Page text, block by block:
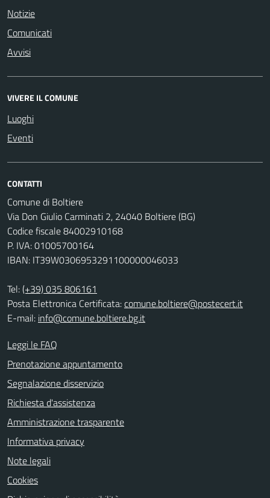
Notizie
Comunicati
Avvisi
VIVERE IL COMUNE
Luoghi
Eventi
CONTATTI
Comune di Boltiere
Via Don Giulio Carminati 2, 24040 Boltiere (BG)
Codice fiscale 84002910168
P. IVA: 01005700164
IBAN: IT39W0306953291100000046033
Tel:(+39) 035 806161
Posta Elettronica Certificata:comune.boltiere@postecert.it
E-mail: info@comune.boltiere.bg.it
Leggi le FAQ
Prenotazione appuntamento
Segnalazione disservizio
Richiesta d'assistenza
Amministrazione trasparente
Informativa privacy
Note legali
Cookies